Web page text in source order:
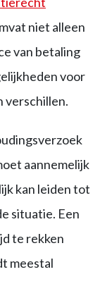
niet alleen
van betaling
voor
verschillen.
aannemelijk
kan leiden tot
situatie. Een
te rekken
meestal